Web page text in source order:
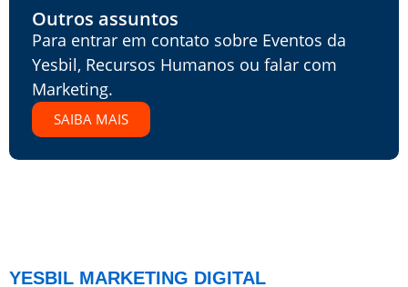
Outros assuntos
Para entrar em contato sobre Eventos da
Yesbil, Recursos Humanos ou falar com
Marketing.
SAIBA MAIS
YESBIL MARKETING DIGITAL